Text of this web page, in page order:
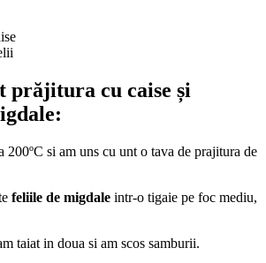
prăjitura cu caise și
si am uns cu unt o tava de prajitura de
feliile de migdale intr-o tigaie pe foc mediu,
taiat in doua si am scos samburii.